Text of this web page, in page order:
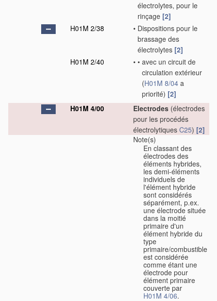
électrolytes, pour le
rinçage [2]
H01M 2/38
• Dispositions pour le
brassage des
électrolytes [2]
H01M 2/40
• • avec un circuit de
circulation extérieur
(H01M 8/04 a
priorité) [2]
H01M 4/00
Electrodes (électrodes
pour les procédés
électrolytiques C25) [2]
Note(s)
En classant des
électrodes des
éléments hybrides,
les demi-éléments
individuels de
l'élément hybride
sont considérés
séparément, p.ex.
une électrode située
dans la moitié
primaire d'un
élément hybride du
type
primaire/combustible
est considérée
comme étant une
électrode pour
élément primaire
couverte par
H01M 4/06.